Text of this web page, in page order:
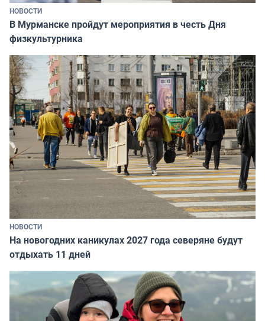
НОВОСТИ
В Мурманске пройдут мероприятия в честь Дня
физкультурника
НОВОСТИ
На новогодних каникулах 2027 года северяне будут
отдыхать 11 дней